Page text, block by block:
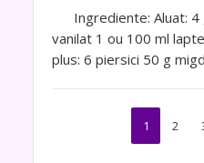
Ingrediente: Aluat: 4
vanilat 1 ou 100 ml
plus: 6 piersici 50 g
1 2